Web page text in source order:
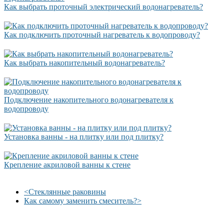
Как выбрать проточный электрический водонагреватель?
Как подключить проточный нагреватель к водопроводу?
Как выбрать накопительный водонагреватель?
Подключение накопительного водонагревателя к
водопроводу
Установка ванны - на плитку или под плитку?
Крепление акриловой ванны к стене
<Стеклянные раковины
Как самому заменить смеситель?>